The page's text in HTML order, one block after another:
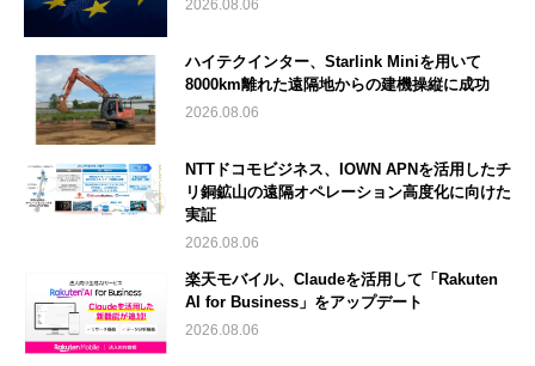
2026.08.06
ハイテクインター、Starlink Miniを用いて
8000km離れた遠隔地からの建機操縦に成功
2026.08.06
NTTドコモビジネス、IOWN APNを活用したチ
リ銅鉱山の遠隔オペレーション高度化に向けた
実証
2026.08.06
楽天モバイル、Claudeを活用して「Rakuten
AI for Business」をアップデート
2026.08.06